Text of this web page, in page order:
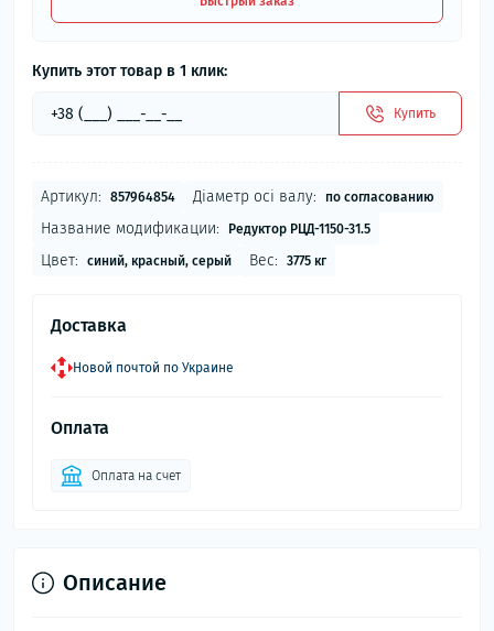
Купить этот товар в 1 клик:
Купить
Артикул: 857964854 Діаметр осі валу: по согласованию
Название модификации: Редуктор РЦД-1150-31.5
Цвет: синий, красный, серый Вес: 3775 кг
Доставка
Новой почтой по Украине
Оплата
Оплата на счет
Описание